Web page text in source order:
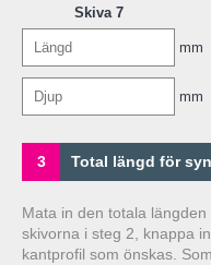
Skiva 7
mm
mm
3 Total längd för
Mata in den totala
skivorna i steg 2, knappa
kantprofil som önskas.